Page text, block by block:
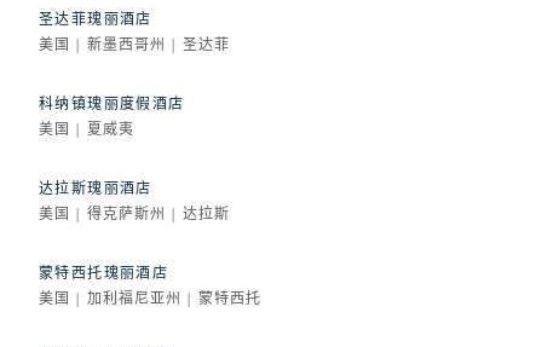
圣达菲瑰丽酒店
美国 | 新墨西哥州 | 圣达菲
科纳镇瑰丽度假酒店
美国 | 夏威夷
达拉斯瑰丽酒店
美国 | 得克萨斯州 | 达拉斯
蒙特西托瑰丽酒店
美国 | 加利福尼亚州 | 蒙特西托